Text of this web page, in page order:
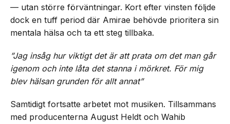
— utan större förväntningar. Kort efter vinsten följde
dock en tuff period där Amirae behövde prioritera sin
mentala hälsa och ta ett steg tillbaka.
”Jag insåg hur viktigt det är att prata om det man går
igenom och inte låta det stanna i mörkret. För mig
blev hälsan grunden för allt annat”
Samtidigt fortsatte arbetet mot musiken. Tillsammans
med producenterna August Heldt och Wahib